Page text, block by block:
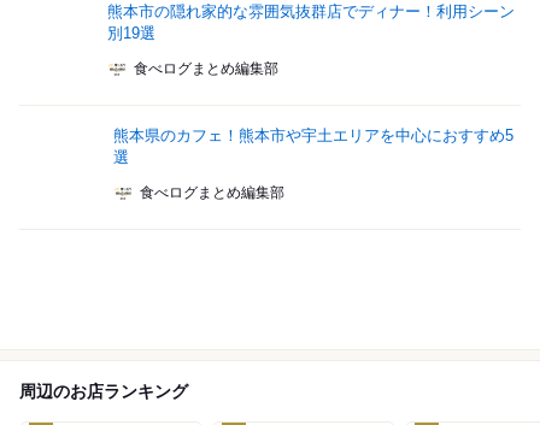
熊本市の隠れ家的な雰囲気抜群店でディナー！利用シーン
別19選
食べログまとめ編集部
熊本県のカフェ！熊本市や宇土エリアを中心におすすめ5
選
食べログまとめ編集部
周辺のお店ランキング